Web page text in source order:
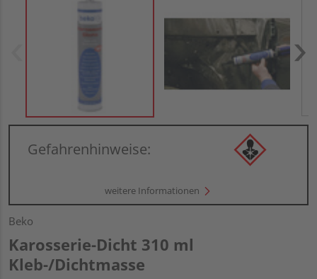
Gefahrenhinweise:
weitere Informationen
Beko
Karosserie-Dicht 310 ml
Kleb-/Dichtmasse